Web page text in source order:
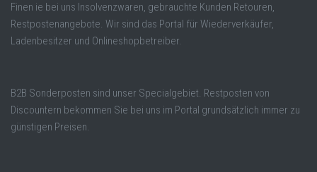
Finen ie bei uns Insolvenzwaren, gebrauchte Kunden Retouren,
Restpostenangebote. Wir sind das Portal für Wiederverkäufer,
Ladenbesitzer und Onlineshopbetreiber.
B2B Sonderposten sind unser Specialgebiet. Restposten von
Discountern bekommen Sie bei uns im Portal grundsätzlich immer zu
günstigen Preisen.